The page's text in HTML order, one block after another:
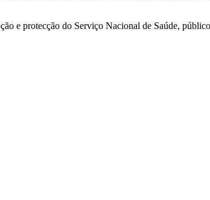
e protecção do Serviço Nacional de Saúde,